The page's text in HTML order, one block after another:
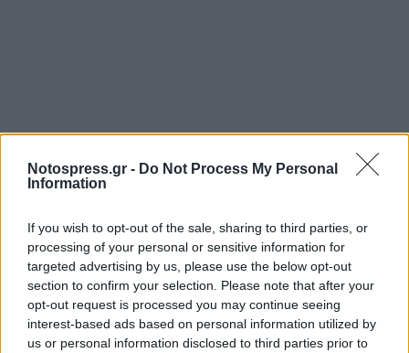
Notospress.gr - Do Not Process My Personal
Information
If you wish to opt-out of the sale, sharing to third parties, or
processing of your personal or sensitive information for
targeted advertising by us, please use the below opt-out
section to confirm your selection. Please note that after your
opt-out request is processed you may continue seeing
interest-based ads based on personal information utilized by
us or personal information disclosed to third parties prior to
Σχετικά Άρθρα